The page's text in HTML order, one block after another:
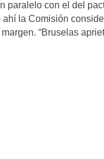
paralelo con el del
la Comisión
“Bruselas